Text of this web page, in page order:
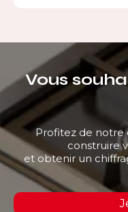
Vous
Profitez de notre
construire
et obtenir un